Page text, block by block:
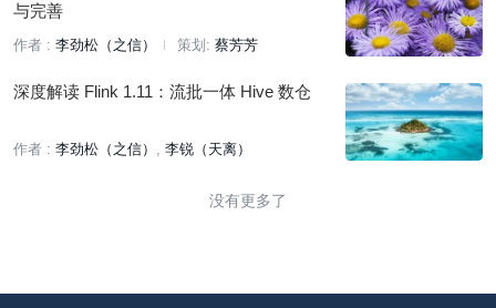
与完善
作者 : 李劲松（之信） 策划: 蔡芳芳
深度解读 Flink 1.11：流批一体 Hive 数仓
作者 : 李劲松（之信） 李锐（天离）
没有更多了